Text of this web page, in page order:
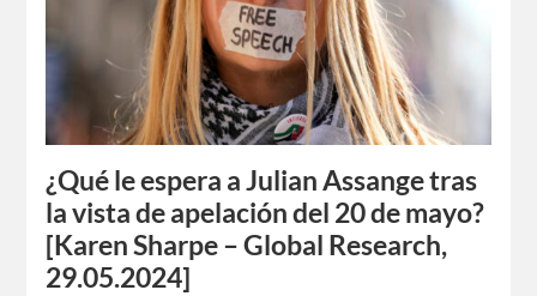
¿Qué le espera a Julian Assange tras
la vista de apelación del 20 de mayo?
[Karen Sharpe – Global Research,
29.05.2024]